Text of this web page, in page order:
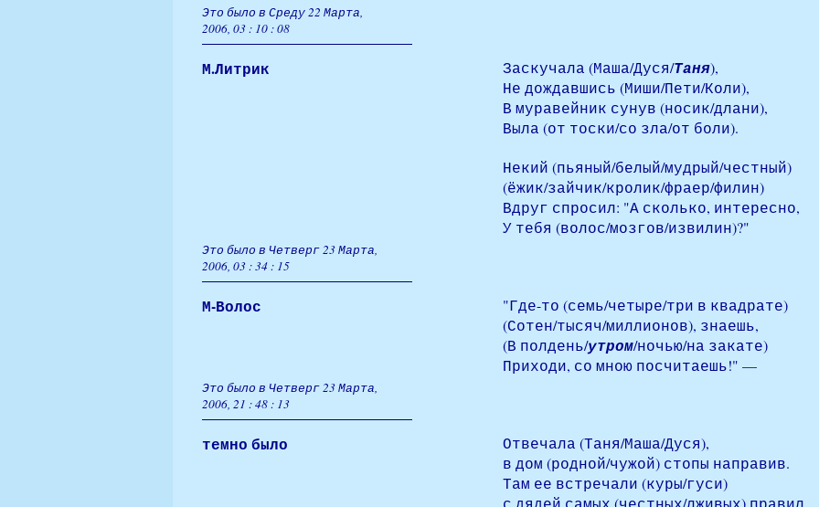
Это было в Среду 22 Марта,
2006, 03 : 10 : 08
М.Литрик Заскучала (Маша/Дуся/Таня),
Не дождавшись (Миши/Пети/Коли),
В муравейник сунув (носик/длани),
Выла (от тоски/со зла/от боли).
Некий (пьяный/белый/мудрый/честный)
(ёжик/зайчик/кролик/фраер/филин)
Вдруг спросил: "А сколько, интересно,
У тебя (волос/мозгов/извилин)?"
Это было в Четверг 23 Марта,
2006, 03 : 34 : 15
М-Волос
"Где-то (семь/четыре/три в квадрате)
(Сотен/тысяч/миллионов), знаешь,
(В полдень/утром/ночью/на закате)
Приходи, со мною посчитаешь!" —
Это было в Четверг 23 Марта,
2006, 21 : 48 : 13
темно было
Отвечала (Таня/Маша/Дуся),
в дом (родной/чужой) стопы направив.
Там ее встречали (куры/гуси)
с дядей самых (честных/лживых) правил.